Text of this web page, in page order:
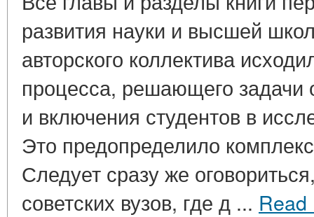
развития науки и высшей
авторского коллектива
процесса, решающего задачи
и включения студентов в
Это предопределило
Следует сразу же
советских вузов, где д ... Read